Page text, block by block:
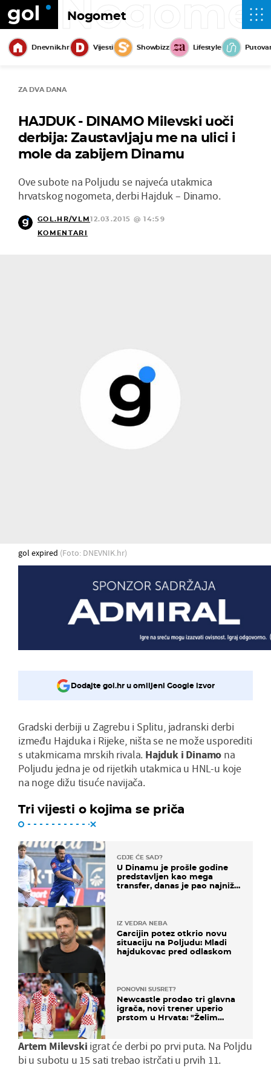
Nogomet
Dnevnik.hr Vijesti Showbizz Lifestyle
ZA DVA DANA
HAJDUK - DINAMO Milevski uoči
derbija: Zaustavljaju me na ulici i
mole da zabijem Dinamu
Ove subote na Poljudu se najveća utakmica
hrvatskog nogometa, derbi Hajduk – Dinamo.
GOL.HR/VLM12.03.2015 @ 14:59
KOMENTARI
gol expired (Foto: DNEVNIK.hr)
Dodajte gol.hr u omiljeni Google izvor
Gradski derbiji u Zagrebu i Splitu, jadranski derbi
između Hajduka i Rijeke, ništa se ne može usporediti
s utakmicama mrskih rivala. Hajduk i Dinamo na
Poljudu jedna je od rijetkih utakmica u HNL-u koje
na noge dižu tisuće navijača.
Tri vijesti o kojima se priča
GDJE ĆE SAD?
U Dinamu je prošle godine
predstavljen kao mega
transfer, danas je pao najniže
IZ VEDRA NEBA
Garcijin potez otkrio novu
situaciju na Poljudu: Mladi
hajdukovac pred odlaskom
PONOVNI SUSRET?
Newcastle prodao tri glavna
igrača, novi trener uperio
prstom u Hrvata: "Želim
Artem Milevski igrat će derbi po prvi puta. Na Poljdu
bi u subotu u 15 sati trebao istrčati u prvih 11.